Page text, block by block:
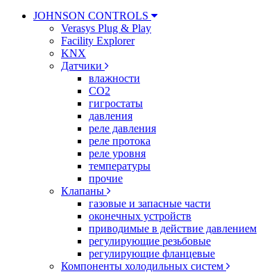
JOHNSON CONTROLS
Verasys Plug & Play
Facility Explorer
KNX
Датчики
влажности
CO2
гигростаты
давления
реле давления
реле протока
реле уровня
температуры
прочие
Клапаны
газовые и запасные части
оконечных устройств
приводимые в действие давлением
регулирующие резьбовые
регулирующие фланцевые
Компоненты холодильных систем